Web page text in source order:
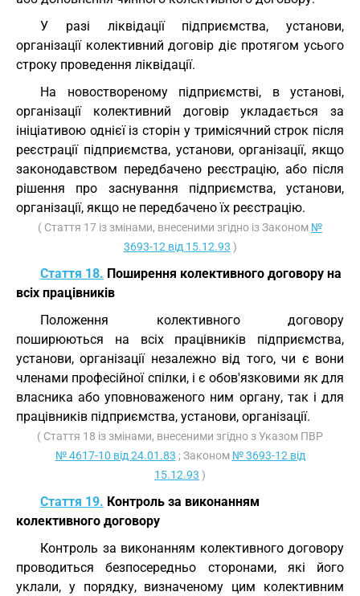
У разі ліквідації підприємства, установи,
організації колективний договір діє протягом усього
строку проведення ліквідації.
На новоствореному підприємстві, в установі,
організації колективний договір укладається за
ініціативою однієї із сторін у тримісячний строк після
реєстрації підприємства, установи, організації, якщо
законодавством передбачено реєстрацію, або після
рішення про заснування підприємства, установи,
організації, якщо не передбачено їх реєстрацію.
( Стаття 17 із змінами, внесеними згідно із Законом №
3693-12 від 15.12.93 )
Стаття 18. Поширення колективного договору на
всіх працівників
Положення колективного договору
поширюються на всіх працівників підприємства,
установи, організації незалежно від того, чи є вони
членами професійної спілки, і є обов'язковими як для
власника або уповноваженого ним органу, так і для
працівників підприємства, установи, організації.
( Стаття 18 із змінами, внесеними згідно з Указом ПВР
№ 4617-10 від 24.01.83 ; Законом № 3693-12 від
15.12.93 )
Стаття 19. Контроль за виконанням
колективного договору
Контроль за виконанням колективного договору
проводиться безпосередньо сторонами, які його
уклали, у порядку, визначеному цим колективним